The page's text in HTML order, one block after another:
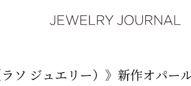
ソ ジュエリー）》新作オパー